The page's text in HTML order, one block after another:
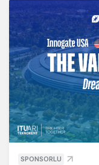
SPONSORLU